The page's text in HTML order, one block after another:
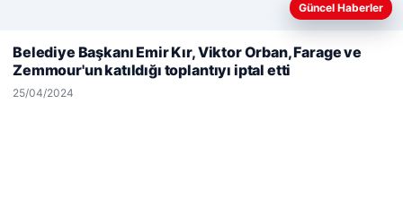
Bakan Gürlek’ten Çerçeve Yasa Açıklaması: Hukuk Devleti
İlkeleriyle Süreç İşletilecek
Web sitemizi nasıl kullandığınızı daha iyi anlayabilmek,
kullanıyoruz.Çerez Politikamız
Kabul Et
Güncel Haberler
Belediye Başkanı Emir Kır, Viktor Orban, Farage ve
Zemmour'un katıldığı toplantıyı iptal etti
25/04/2024